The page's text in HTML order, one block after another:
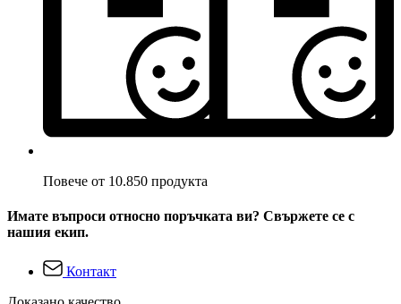
Повече от 10.850 продукта
Имате въпроси относно поръчката ви? Свържете се с
нашия екип.
Контакт